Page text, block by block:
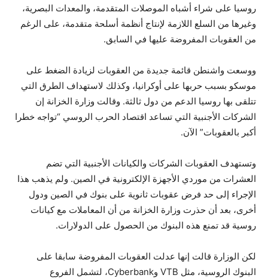
روسيا على شراء أشباه الموصلات المتقدمة، والمعدات البصرية،
وغيرها من السلع اللازمة لإنتاج أنظمة أسلحة متقدمة، على الرغم
من العقوبات المفروضة عليها في السابق.
ووسعت واشنطن قائمة جديدة من العقوبات لزيادة الضغط على
موسكو بسبب حربها على أوكرانيا، وكذلك لاستهداف الطرق التي
تتلقى بها روسيا الدعم من دول ثالثة. وقالت وزارة الخزانة إن
الشركات الأجنبية التي تساعد اقتصاد الحرب الروسي “تواجه خطرا
أكبر بالعقوبات” الآن.
وتستهدف العقوبات الشركات والكيانات الأجنبية التي تضم
العشرات من موردي الأجهزة الإلكترونية في الصين. ولم يذهب هذا
الإجراء إلى حد فرض عقوبات ثانوية على بنوك في الصين ودول
أخرى، بعد أن حذرت وزارة الخزانة من أن المعاملات مع كيانات
روسية قد تمنع هذه البنوك من الحصول على الدولارات.
لكن الوزارة قالت إنها عدلت العقوبات المفروضة سابقا على
البنوك الروسية، مثل VTB وCyberbank، لتشمل الفروع